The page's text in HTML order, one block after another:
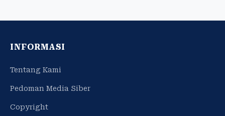
INFORMASI
Tentang Kami
Pedoman Media Siber
Copyright